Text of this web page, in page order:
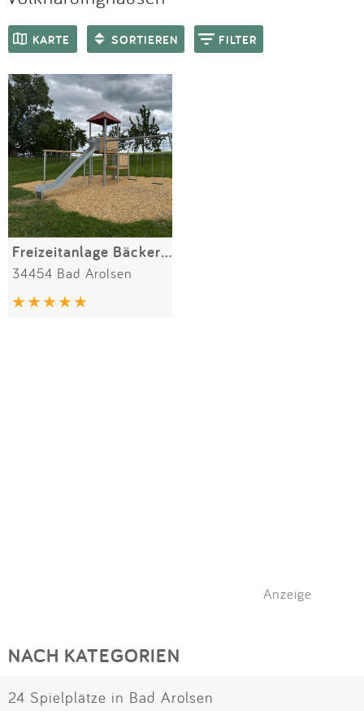
Anmelden
KARTE SORTIEREN FILTER
Freizeitanlage Bäcker Teich
34454 Bad Arolsen
Anzeige
NACH KATEGORIEN
24 Spielplätze in Bad Arolsen